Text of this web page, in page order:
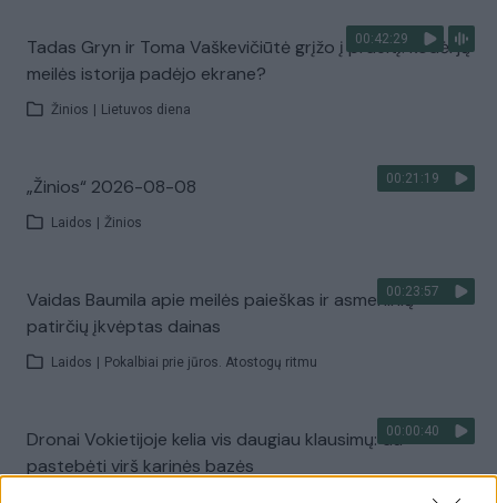
00:42:29
Tadas Gryn ir Toma Vaškevičiūtė grįžo į praeitį: kodėl jų
meilės istorija padėjo ekrane?
Žinios Lietuvos diena
00:21:19
„Žinios“ 2026-08-08
Laidos Žinios
00:23:57
Vaidas Baumila apie meilės paieškas ir asmeninių
patirčių įkvėptas dainas
Laidos Pokalbiai prie jūros. Atostogų ritmu
00:00:40
Dronai Vokietijoje kelia vis daugiau klausimų: du
pastebėti virš karinės bazės